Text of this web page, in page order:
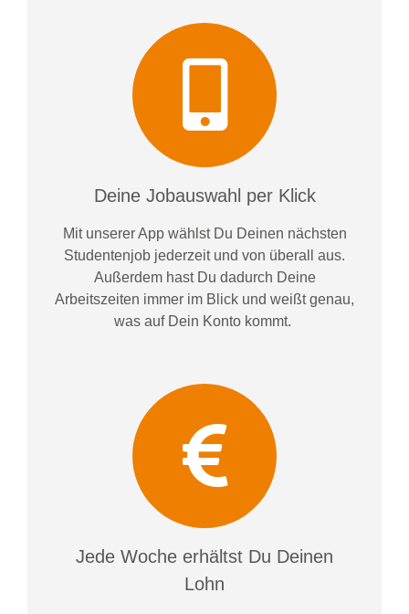
Deine Jobauswahl per Klick
Mit unserer App wählst Du Deinen nächsten
Studentenjob jederzeit und von überall aus.
Außerdem hast Du dadurch Deine
Arbeitszeiten immer im Blick und weißtgenau,
was auf Dein Konto kommt.
Jede Woche erhältst Du Deinen
Lohn